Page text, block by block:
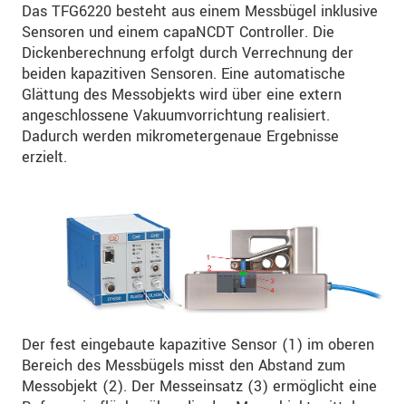
Das TFG6220 besteht aus einem Messbügel inklusive
Sensoren und einem capaNCDT Controller. Die
Dickenberechnung erfolgt durch Verrechnung der
beiden kapazitiven Sensoren. Eine automatische
Glättung des Messobjekts wird über eine extern
angeschlossene Vakuumvorrichtung realisiert.
Dadurch werden mikrometergenaue Ergebnisse
erzielt.
Der fest eingebaute kapazitive Sensor (1) im oberen
Bereich des Messbügels misst den Abstand zum
Messobjekt (2). Der Messeinsatz (3) ermöglicht eine